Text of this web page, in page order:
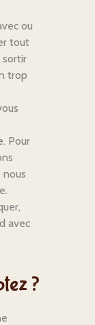
ou
tout
sortir
trop
Pour
nous
avec
?